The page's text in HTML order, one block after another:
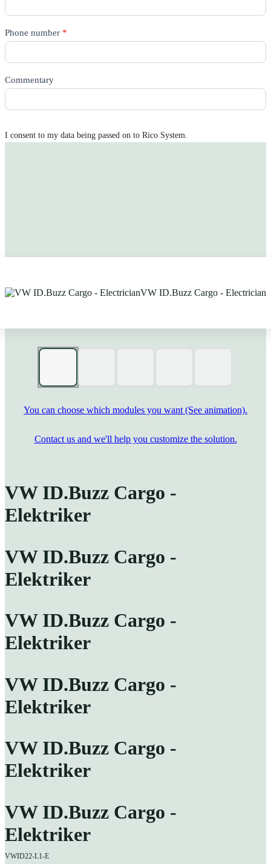
Phone number *
Commentary
I consent to my data being passed on to Rico System.
You can choose which modules you want (See animation).
Contact us and we'll help you customize the solution.
VW ID.Buzz Cargo -
Elektriker
VW ID.Buzz Cargo -
Elektriker
VW ID.Buzz Cargo -
Elektriker
VW ID.Buzz Cargo -
Elektriker
VW ID.Buzz Cargo -
Elektriker
VW ID.Buzz Cargo -
Elektriker
VWID22-L1-E